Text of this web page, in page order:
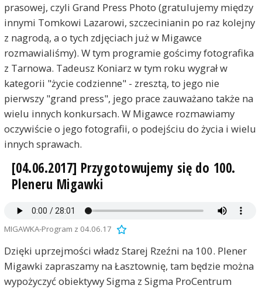
prasowej, czyli Grand Press Photo (gratulujemy między
innymi Tomkowi Lazarowi, szczecinianin po raz kolejny
z nagrodą, a o tych zdjęciach już w Migawce
rozmawialiśmy). W tym programie gościmy fotografika
z Tarnowa. Tadeusz Koniarz w tym roku wygrał w
kategorii "życie codzienne" - zresztą, to jego nie
pierwszy "grand press", jego prace zauważano także na
wielu innych konkursach. W Migawce rozmawiamy
oczywiście o jego fotografii, o podejściu do życia i wielu
innych sprawach.
[04.06.2017] Przygotowujemy się do 100.
Pleneru Migawki
MIGAWKA-Program z 04.06.17
Dzięki uprzejmości władz Starej Rzeźni na 100. Plener
Migawki zapraszamy na Łasztownię, tam będzie można
wypożyczyć obiektywy Sigma z Sigma ProCentrum